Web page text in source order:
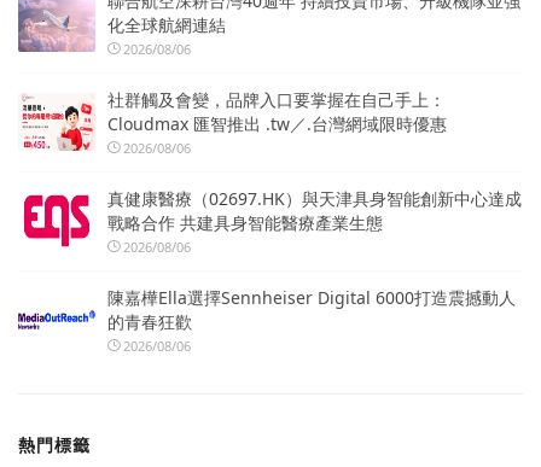
化全球航網連結
2026/08/06
社群觸及會變，品牌入口要掌握在自己手上：
Cloudmax 匯智推出 .tw／.台灣網域限時優惠
2026/08/06
真健康醫療（02697.HK）與天津具身智能創新中心達成
戰略合作 共建具身智能醫療產業生態
2026/08/06
陳嘉樺Ella選擇Sennheiser Digital 6000打造震撼動人
的青春狂歡
2026/08/06
熱門標籤